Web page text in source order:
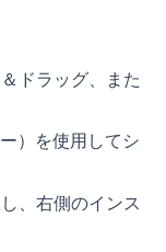
ドラッグ、また
）を使用してシ
、右側のインス